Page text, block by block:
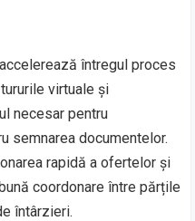
întregul proces
virtuale și
necesar pentru
semnarea documentelor.
rapidă a ofertelor și
coordonare între părțile
întârzieri.